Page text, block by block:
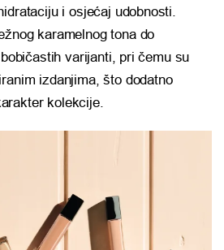
i osjećaj udobnosti.
karamelnog tona do
varijanti, pri čemu su
izdanjima, što dodatno
kolekcije.